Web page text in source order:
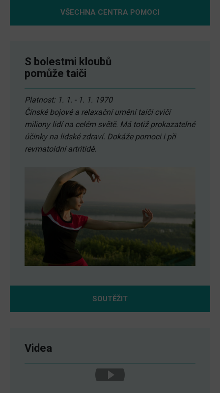
VŠECHNA CENTRA POMOCI
S bolestmi kloubů
pomůže taiči
Platnost: 1. 1. - 1. 1. 1970
Čínské bojové a relaxační umění taiči cvičí
miliony lidí na celém světě. Má totiž prokazatelné
účinky na lidské zdraví. Dokáže pomoci i při
revmatoidní artritidě.
SOUTĚŽIT
Videa